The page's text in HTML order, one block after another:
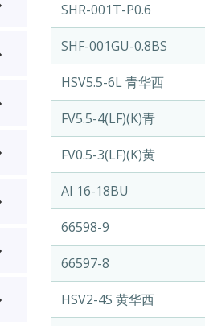
SHR-001T-P0.6
SHF-001GU-0.8BS
HSV5.5-6L 青华西
FV5.5-4(LF)(K)青
FV0.5-3(LF)(K)黄
AI 16-18BU
66598-9
66597-8
HSV2-4S 黄华西